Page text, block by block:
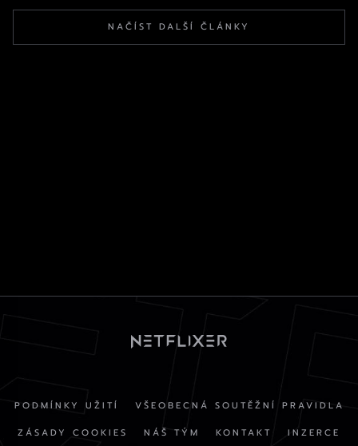
NAČÍST DALŠÍ ČLÁNKY
PODMÍNKY UŽITÍ
VŠEOBECNÁ SOUTĚŽNÍ PRAVIDLA
ZÁSADY COOKIES
NÁŠ TÝM KONTAKT INZERCE